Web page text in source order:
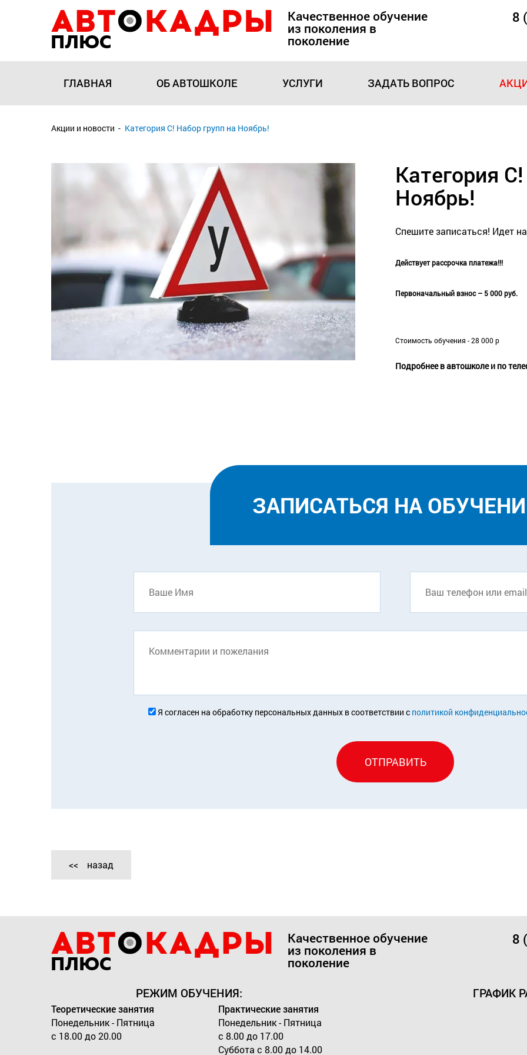
Качественное обучение
из поколения в
поколение
8
ГЛАВНАЯ ОБ АВТОШКОЛЕ УСЛУГИ ЗАДАТЬ ВОПРОС
Акции и новости Категория С! Набор групп на Ноябрь!
Категория
Ноябрь!
Спешите записаться! Идет
Действует рассрочка платежа!!!
Первоначальный взнос – 5 000 руб.
Стоимость обучения - 28 000 р
Подробнее в автошколе и по
ЗАПИСАТЬСЯ НА
Я согласен на обработку персональных данных в соответствии с политикой
ОТПРАВИТЬ
назад
Качественное обучение
из поколения в
поколение
8
РЕЖИМ ОБУЧЕНИЯ:
Теоретические занятия
Понедельник - Пятница
с 18.00 до 20.00
Практические занятия
Понедельник - Пятница
с 8.00 до 17.00
Суббота с 8.00 до 14.00
ГРАФИК